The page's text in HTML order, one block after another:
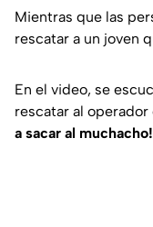
Mientras que las
rescatar a un joven
En el video, se
rescatar al operador
a sacar al